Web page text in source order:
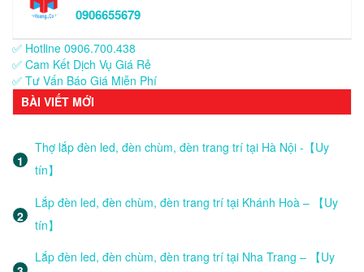
0906655679
✅ Hotline 0906.700.438
✅ Cam Kết Dịch Vụ Giá Rẻ
✅ Tư Vấn Báo Giá Miễn Phí
BÀI VIẾT MỚI
Thợ lắp đèn led, đèn chùm, đèn trang trí tại Hà Nội -【Uy
tín】
Lắp đèn led, đèn chùm, đèn trang trí tại Khánh Hoà – 【Uy
tín】
Lắp đèn led, đèn chùm, đèn trang trí tại Nha Trang – 【Uy